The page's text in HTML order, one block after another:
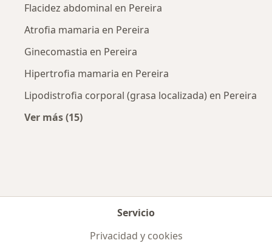
Flacidez abdominal en Pereira
Atrofia mamaria en Pereira
Ginecomastia en Pereira
Hipertrofia mamaria en Pereira
Lipodistrofia corporal (grasa localizada) en Pereira
Ver más (15)
Servicio
Privacidad y cookies